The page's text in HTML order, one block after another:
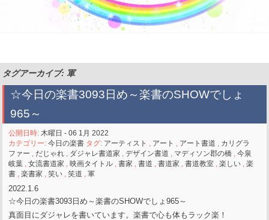
タグアーカイブ: 軍
☆今日の楽書3093日め～楽書のSHOWでしょ
965～
公開日時: 木曜日 - 06 1月 2022
カテゴリー:今日の楽書 タグ: アーティスト アート アート書道
カリグラ
ファー
だじゃれ ダジャレ書道家 ,デザイン書道 マディソン郡の橋 ,今泉
岐葉 ,女流書道家 ,映画タイトル ,書家 ,書道 ,書道家 ,書道教室 ,楽しい ,楽
書 ,楽書家 ,笑い ,笑道 ,軍
2022.1.6
☆今日の楽書3093日め～楽書のSHOWでしょ965～
真面目にダジャレを書いています。楽書で心も体もラック楽！